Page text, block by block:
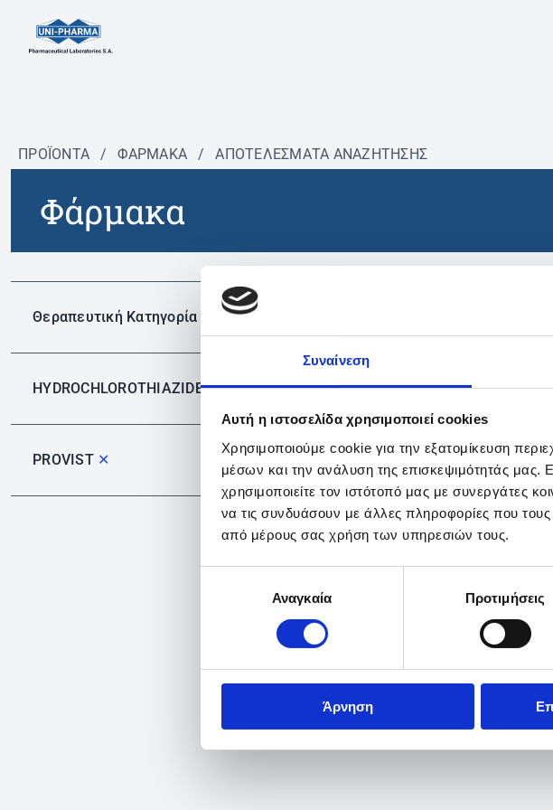
Συναίνεση
Αυτή η ιστοσελίδα χρησιμοποιεί cookies
Χρησιμοποιούμε cookie για την εξατομίκευση
μέσων και την ανάλυση της επισκεψιμότητάς
χρησιμοποιείτε τον ιστότοπό μας με συνεργάτες
να τις συνδυάσουν με άλλες πληροφορίες που
από μέρους σας χρήση των υπηρεσιών τους.
συγκατάθεσηςΑναγκαία Προτιμήσεις
Άρνηση
ΠΡΟΪΟΝΤΑ / ΦΆΡΜΑΚΑ / ΑΠΟΤΕΛΕΣΜΑΤΑ ΑΝΑΖΗΤΗΣΗΣ
Φάρμακα
Θεραπευτική Κατηγορία
HYDROCHLOROTHIAZIDE✕
PROVIST ✕
Δεν